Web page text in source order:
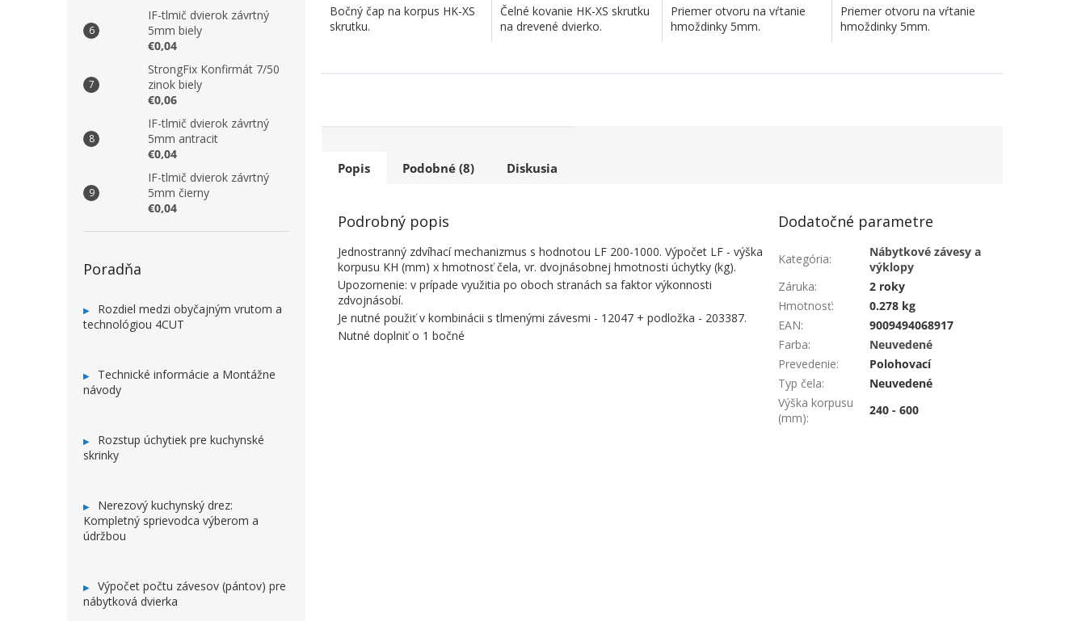
IF-tlmič dvierok závrtný
5mm biely
€0,04
StrongFix Konfirmát 7/50
zinok biely
€0,06
IF-tlmič dvierok závrtný
5mm antracit
€0,04
IF-tlmič dvierok závrtný
5mm čierny
€0,04
Poradňa
Rozdiel medzi obyčajným vrutom a
technológiou 4CUT
Technické informácie a Montážne
návody
Rozstup úchytiek pre kuchynské
skrinky
Nerezový kuchynský drez:
Kompletný sprievodca výberom a
údržbou
Výpočet počtu závesov (pántov) pre
nábytková dvierka
Bočný čap na korpus HK-XS
skrutku.
Čelné kovanie HK-XS skrutku
na drevené dvierko.
Priemer otvoru na vŕtanie
hmoždinky 5mm.
Priemer otvoru na vŕtanie
hmoždinky 5mm.
Popis Podobné (8) Diskusia
Podrobný popis
Jednostranný zdvíhací mechanizmus s hodnotou LF 200-1000. Výpočet LF - výška
korpusu KH (mm) x hmotnosť čela, vr. dvojnásobnej hmotnosti úchytky (kg).
Upozornenie: v prípade využitia po oboch stranách sa faktor výkonnosti
zdvojnásobí.
Je nutné použiť v kombinácii s tlmenými závesmi - 12047 + podložka - 203387.
Nutné doplniť o 1 bočné
Dodatočné parametre
Kategória:
Nábytkové závesy a
výklopy
Záruka:
2 roky
Hmotnosť:
0.278 kg
EAN:
9009494068917
Farba:
Neuvedené
Prevedenie:
Polohovací
Typ čela:
Neuvedené
Výška korpusu
(mm):
240 - 600